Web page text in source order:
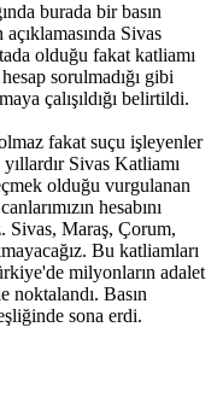
burada bir basın
Sivas
olduğu fakat katliamı
sorulmadığı gibi
çalışıldığı belirtildi.
fakat suçu işleyenler
Sivas Katliamı
olduğu vurgulanan
hesabını
Sivas, Maraş, Çorum,
Bu katliamları
milyonların adalet
noktalandı. Basın
sona erdi.